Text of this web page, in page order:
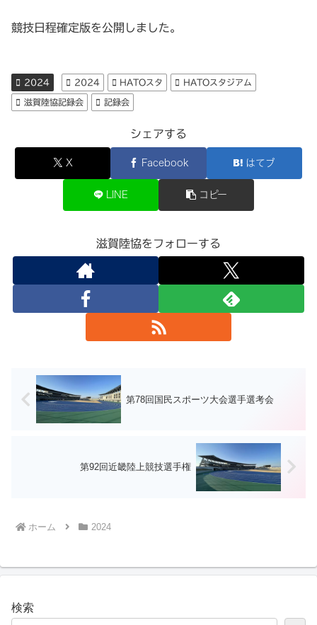
競技日程確定版を公開しました。
2024 2024 HATOスタ HATOスタジアム
滋賀陸協記録会 記録会
シェアする
X Facebook はてブ
LINE コピー
滋賀陸協をフォローする
第78回国民スポーツ大会選手選考会
第92回近畿陸上競技選手権
ホーム 2024
検索